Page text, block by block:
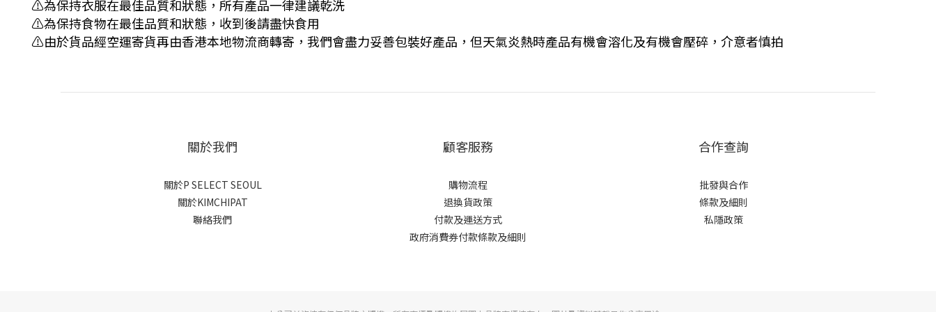
⚠️為保持衣服在最佳品質和狀態，所有產品一律建議乾洗
⚠️為保持食物在最佳品質和狀態，收到後請盡快食用
⚠️由於貨品經空運寄貨再由香港本地物流商轉寄，我們會盡力妥善包裝好產品，但天氣炎熱時產品有機會溶化及有機會壓碎，介意者慎拍
關於我們
關於P SELECT SEOUL
關於KIMCHIPAT
聯絡我們
顧客服務
購物流程
退換貨政策
付款及運送方式
政府消費券付款條款及細則
合作查詢
批發與合作
條款及細則
私隱政策